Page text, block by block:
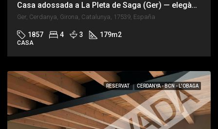
Casa adossada a La Pleta de Saga (Ger) — elegància alpina i vistes al Pirineu
Ger, Cerdanya, Girona, Catalunya, 17539, España
1857 4 3 179m2
CASA
RESERVAT CERDANYA - BCN - L'OBAGA